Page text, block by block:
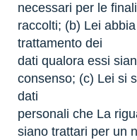
necessari per le
raccolti; (b) Lei
trattamento dei
dati qualora essi
consenso; (c) Lei si
dati
personali che La
siano trattari per un